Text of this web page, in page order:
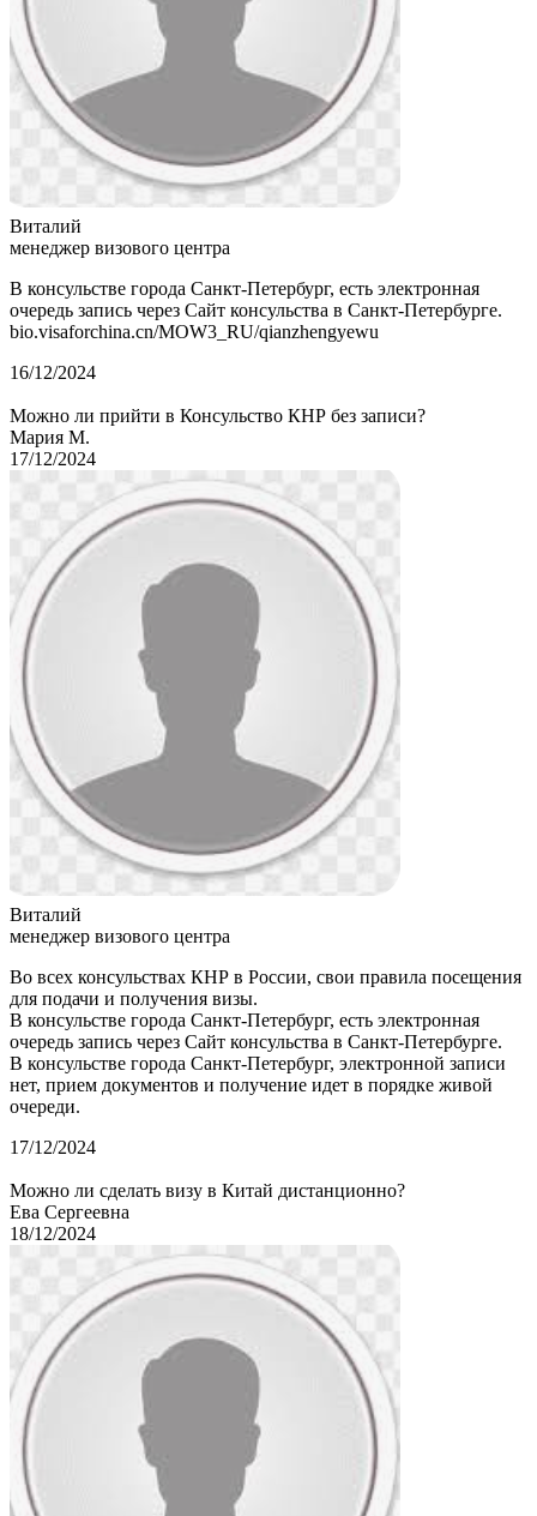
Виталий
менеджер визового центра
В консульстве города Санкт-Петербург, есть электронная
очередь запись через Сайт консульства в Санкт-Петербурге.
bio.visaforchina.cn/MOW3_RU/qianzhengyewu
16/12/2024
Можно ли прийти в Консульство КНР без записи?
Мария М.
17/12/2024
Виталий
менеджер визового центра
Во всех консульствах КНР в России, свои правила посещения
для подачи и получения визы.
В консульстве города Санкт-Петербург, есть электронная
очередь запись через Сайт консульства в Санкт-Петербурге.
В консульстве города Санкт-Петербург, электронной записи
нет, прием документов и получение идет в порядке живой
очереди.
17/12/2024
Можно ли сделать визу в Китай дистанционно?
Ева Сергеевна
18/12/2024